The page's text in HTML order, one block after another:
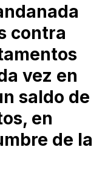
contra
vez en
saldo de
en
de la